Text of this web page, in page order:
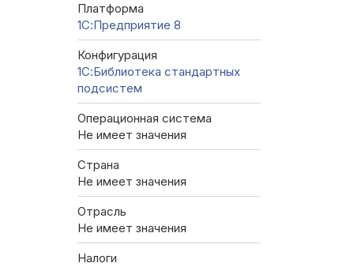
Платформа
1С:Предприятие 8
Конфигурация
1С:Библиотека стандартных
подсистем
Операционная система
Не имеет значения
Страна
Не имеет значения
Отрасль
Не имеет значения
Налоги